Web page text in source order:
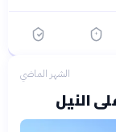
الشهر الماضي
النيل